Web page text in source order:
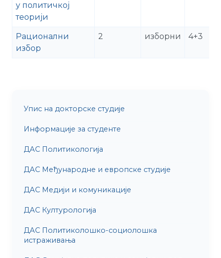
Упис на докторске студије
Информације за студенте
ДАС Политикологија
ДАС Међународне и европске студије
ДАС Медији и комуникације
ДАС Културологија
ДАС Политиколошко-социолошка
истраживања
у политичкој
теорији
Рационални
избор
2 изборни 4+3